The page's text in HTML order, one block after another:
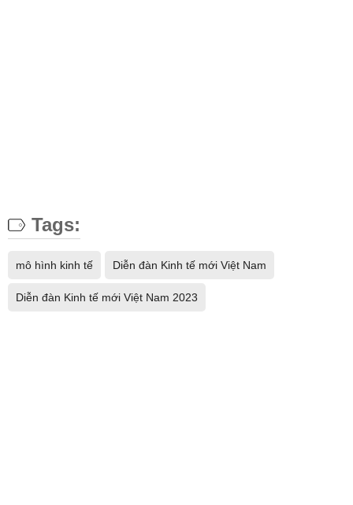
Tags:
mô hình kinh tế Diễn đàn Kinh tế mới Việt Nam
Diễn đàn Kinh tế mới Việt Nam 2023